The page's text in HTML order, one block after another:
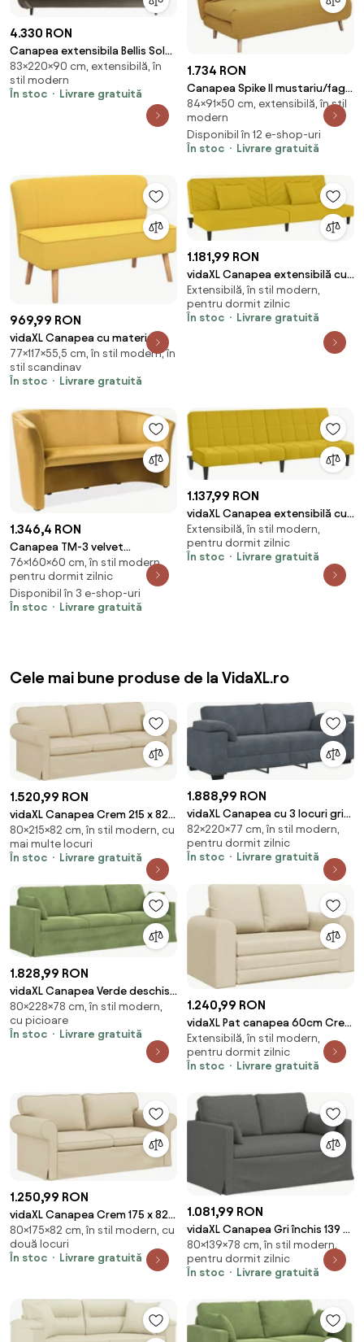
4.330 RON
Canapea extensibila Bellis Sola
18
83×220×90 cm, extensibilă, în
stil modern
În stoc
Livrare gratuită
1.734 RON
Canapea Spike II mustariu/fag
Tap.138
84×91×50 cm, extensibilă, în stil
modern
Disponibil în 12 e-shop-uri
În stoc
Livrare gratuită
969,99 RON
vidaXL Canapea cu material
textil, 117 x 55,5 x 77 cm, galben
77×117×55,5 cm, în stil modern, în
stil scandinav
În stoc
Livrare gratuită
1.181,99 RON
vidaXL Canapea extensibilă cu
2 locuri, 2 perne, galben,
catifea
Extensibilă, în stil modern,
pentru dormit zilnic
În stoc
Livrare gratuită
1.346,4 RON
Canapea TM-3 velvet
mustariu/wenge Blu68
76×160×60 cm, în stil modern,
pentru dormit zilnic
Disponibil în 3 e-shop-uri
În stoc
Livrare gratuită
1.137,99 RON
vidaXL Canapea extensibilă cu
2 locuri, galben, catifea
Extensibilă, în stil modern,
pentru dormit zilnic
În stoc
Livrare gratuită
Cele mai bune produse de la VidaXL.ro
1.520,99 RON
vidaXL Canapea Crem 215 x 82 x
80 cm țesătură
80×215×82 cm, în stil modern, cu
mai multe locuri
În stoc
Livrare gratuită
1.888,99 RON
vidaXL Canapea cu 3 locuri gri
închis 220x77x82 cm catifea
82×220×77 cm, în stil modern,
pentru dormit zilnic
În stoc
Livrare gratuită
1.828,99 RON
vidaXL Canapea Verde deschis
228 x 78 x 80 cm Catifea
80×228×78 cm, în stil modern,
cu picioare
În stoc
Livrare gratuită
1.240,99 RON
vidaXL Pat canapea 60cm Crem
țesătură
Extensibilă, în stil modern,
pentru dormit zilnic
În stoc
Livrare gratuită
1.250,99 RON
vidaXL Canapea Crem 175 x 82 x
80 cm țesătură
80×175×82 cm, în stil modern, cu
două locuri
În stoc
Livrare gratuită
1.081,99 RON
vidaXL Canapea Gri închis 139 x
78 x 80 cm țesătură
80×139×78 cm, în stil modern,
pentru dormit zilnic
În stoc
Livrare gratuită